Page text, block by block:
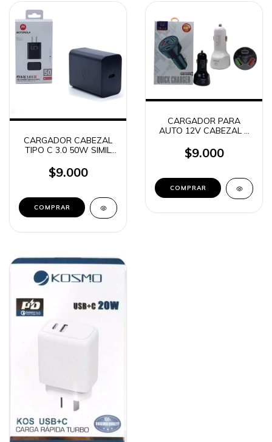
CARGADOR CABEZAL
TIPO C 3.0 50W SIMIL
$9.000
CARGADOR PARA
AUTO 12V CABEZAL 2
TIME CAR-53005
$9.000